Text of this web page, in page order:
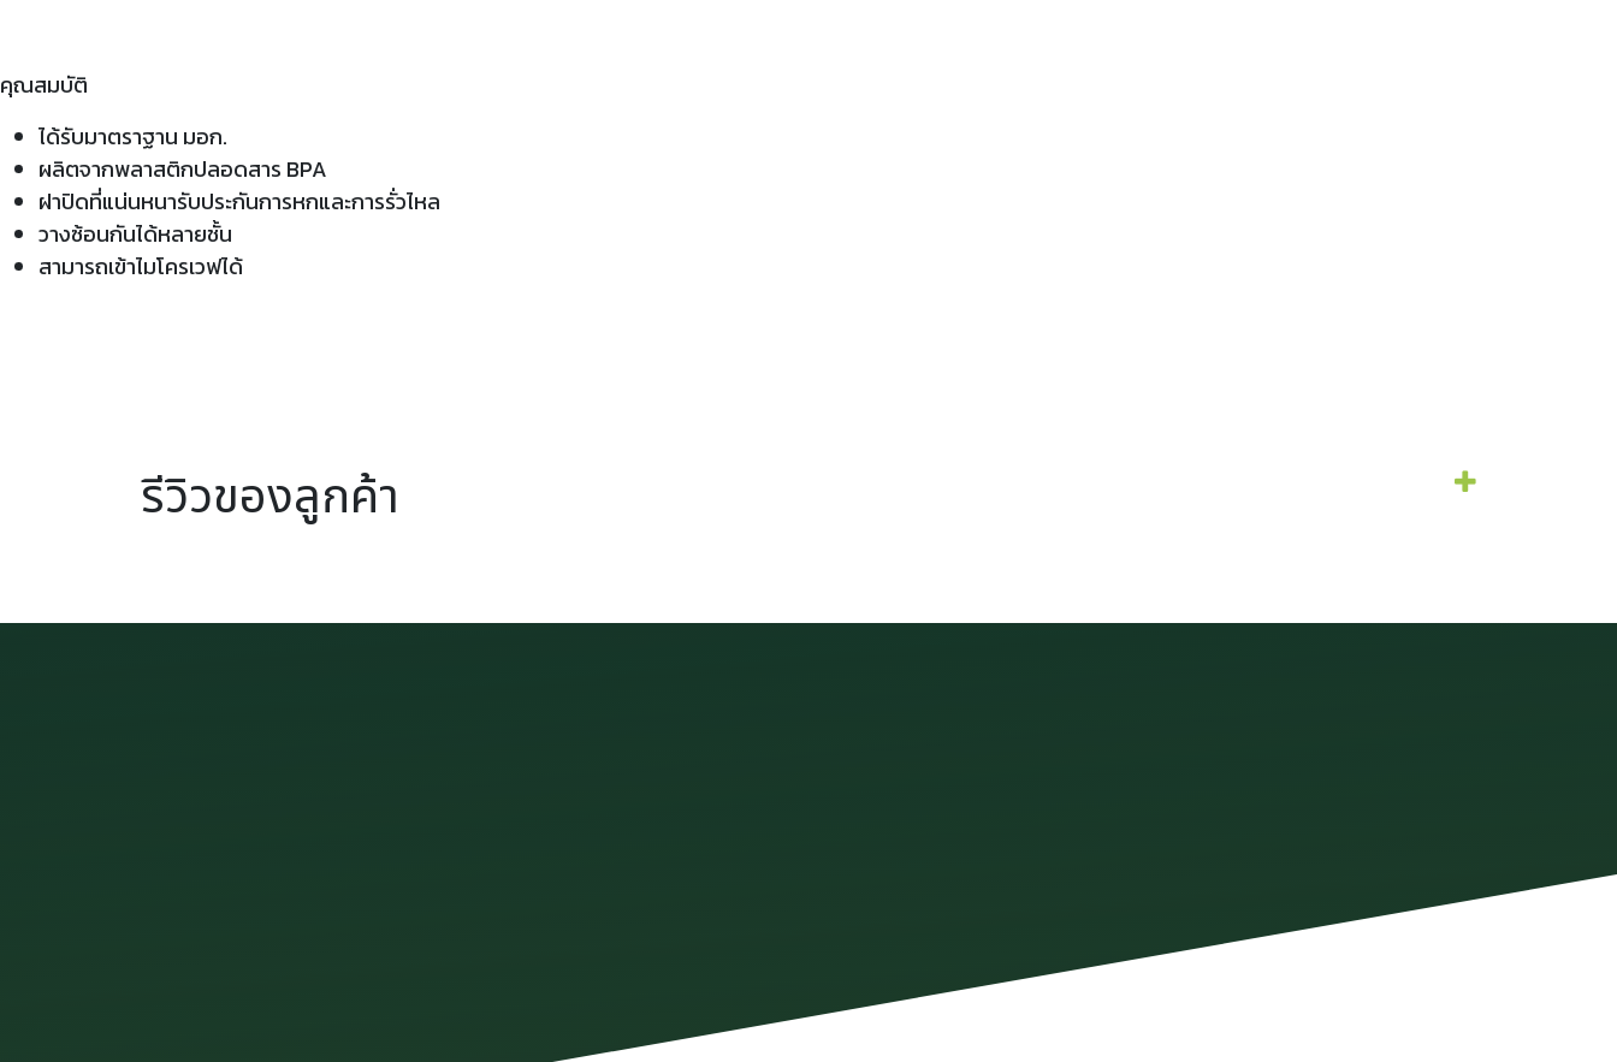
คุณสมบัติ
ได้รับมาตราฐาน มอก.
ผลิตจากพลาสติกปลอดสาร BPA
ฝาปิดที่แน่นหนารับประกันการหกและการรั่วไหล
วางซ้อนกันได้หลายชั้น
สามารถเข้าไมโครเวฟได้
รีวิวของลูกค้า